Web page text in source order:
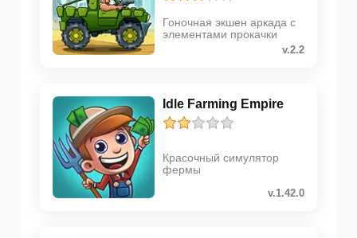
Гоночная экшен аркада с
элементами прокачки
v.2.2
Idle Farming Empire
Красочный симулятор
фермы
v.1.42.0